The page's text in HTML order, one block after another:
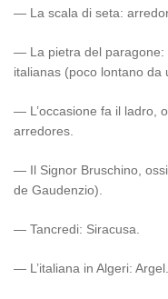
— La scala di seta:
— La pietra del paragone:
italianas (poco lontano da
— L’occasione fa il ladro,
arredores.
— Il Signor Bruschino,
de Gaudenzio).
— Tancredi: Siracusa.
— L’italiana in Algeri: Argel.